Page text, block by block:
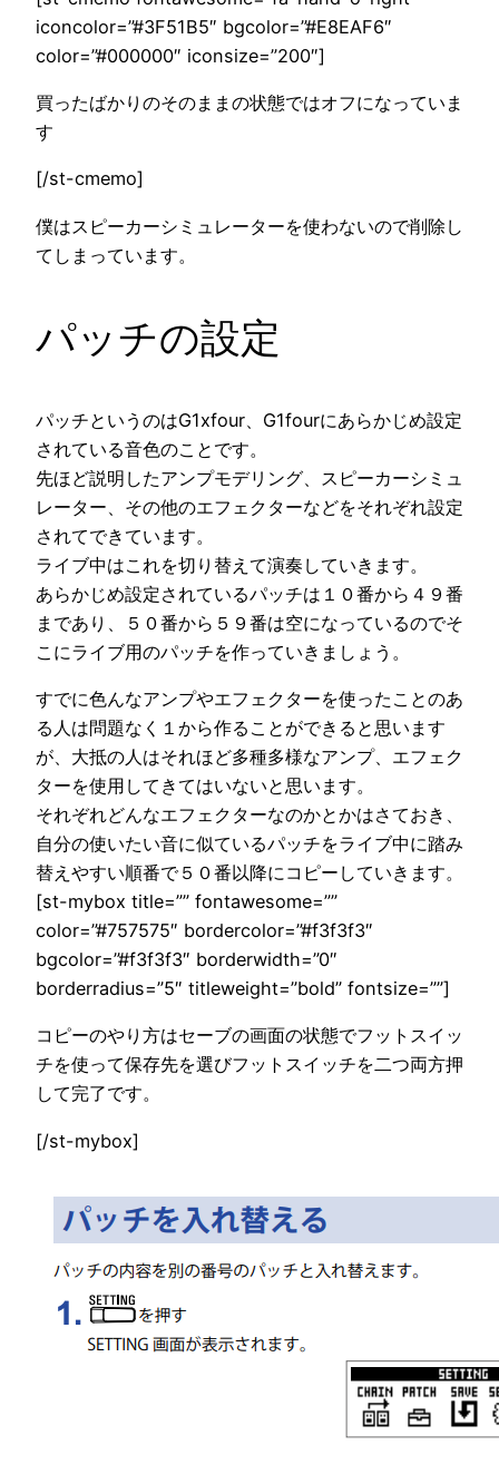
iconcolor=”#3F51B5″ bgcolor=”#E8EAF6″
color=”#000000″ iconsize=”200″]
買ったばかりのそのままの状態ではオフになっていま
す
[/st-cmemo]
僕はスピーカーシミュレーターを使わないので削除し
てしまっています。
パッチの設定
パッチというのはG1xfour、G1fourにあらかじめ設定
されている音色のことです。
先ほど説明したアンプモデリング、スピーカーシミュ
レーター、その他のエフェクターなどをそれぞれ設定
されてできています。
ライブ中はこれを切り替えて演奏していきます。
あらかじめ設定されているパッチは１０番から４９番
まであり、５０番から５９番は空になっているのでそ
こにライブ用のパッチを作っていきましょう。
すでに色んなアンプやエフェクターを使ったことのあ
る人は問題なく１から作ることができると思います
が、大抵の人はそれほど多種多様なアンプ、エフェク
ターを使用してきてはいないと思います。
それぞれどんなエフェクターなのかとかはさておき、
自分の使いたい音に似ているパッチをライブ中に踏み
替えやすい順番で５０番以降にコピーしていきます。
[st-mybox title=”” fontawesome=””
color=”#757575″ bordercolor=”#f3f3f3″
bgcolor=”#f3f3f3″ borderwidth=”0″
borderradius=”5″ titleweight=”bold” fontsize=””]
コピーのやり方はセーブの画面の状態でフットスイッ
チを使って保存先を選びフットスイッチを二つ両方押
して完了です。
[/st-mybox]